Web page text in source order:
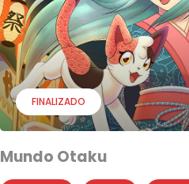
FINALIZADO
Mundo Otaku